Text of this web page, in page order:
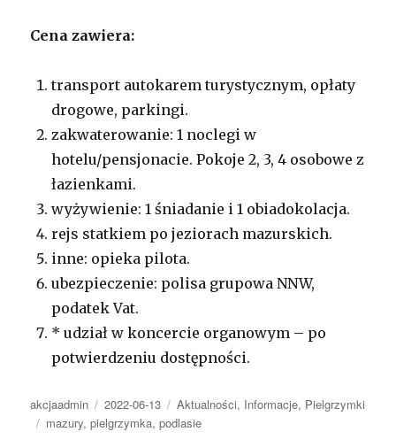
Cena zawiera:
transport autokarem turystycznym, opłaty
drogowe, parkingi.
zakwaterowanie: 1 noclegi w
hotelu/pensjonacie. Pokoje 2, 3, 4 osobowe z
łazienkami.
wyżywienie: 1 śniadanie i 1 obiadokolacja.
rejs statkiem po jeziorach mazurskich.
inne: opieka pilota.
ubezpieczenie: polisa grupowa NNW,
podatek Vat.
* udział w koncercie organowym – po
potwierdzeniu dostępności.
Autor
akcjaadmin Opublikowano
2022-06-13 Kategorie
Aktualności, Informacje, Pielgrzymki
Tagi
mazury,pielgrzymka,podlasie